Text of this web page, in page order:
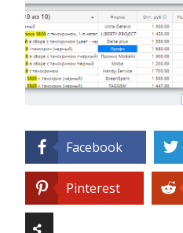
Facebook
Pinterest